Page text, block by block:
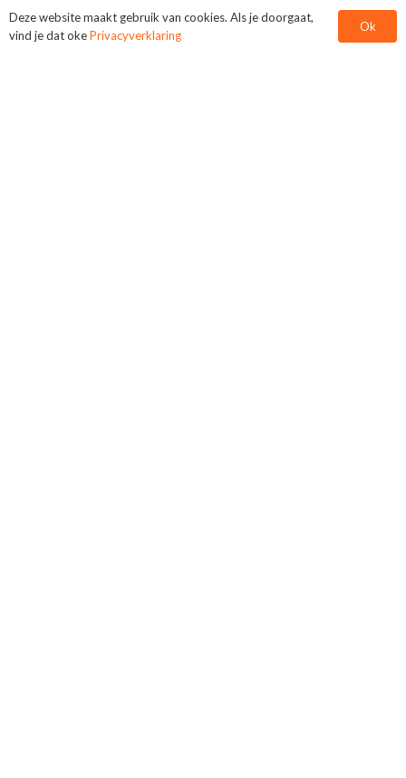
Teambuilding
Deze website maakt gebruik van cookies. Als je doorgaat,
vind je dat okePrivacyverklaring
Ok